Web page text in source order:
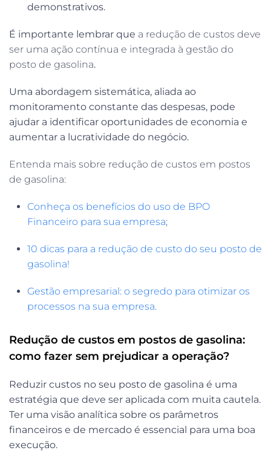
demonstrativos.
É importante lembrar que a redução de custos deve
ser uma ação contínua e integrada à gestão do
posto de gasolina.
Uma abordagem sistemática, aliada ao
monitoramento constante das despesas, pode
ajudar a identificar oportunidades de economia e
aumentar a lucratividade do negócio.
Entenda mais sobre redução de custos em postos
de gasolina:
Conheça os benefícios do uso de BPO
Financeiro para sua empresa;
10 dicas para a redução de custo do seu posto de
gasolina!
Gestão empresarial: o segredo para otimizar os
processos na sua empresa.
Redução de custos em postos de gasolina:
como fazer sem prejudicar a operação?
Reduzir custos no seu posto de gasolina é uma
estratégia que deve ser aplicada com muita cautela.
Ter uma visão analítica sobre os parâmetros
financeiros e de mercado é essencial para uma boa
execução.